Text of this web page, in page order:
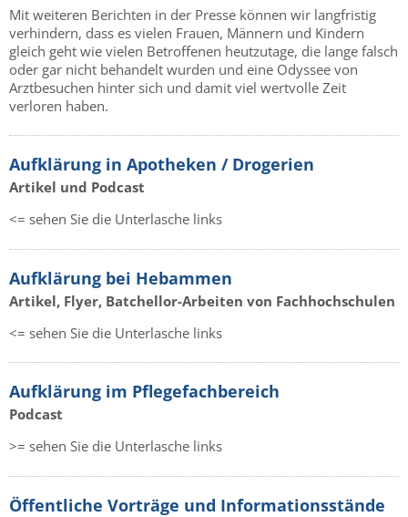
Mit weiteren Berichten in der Presse können wir langfristig
verhindern, dass es vielen Frauen, Männern und Kindern
gleich geht wie vielen Betroffenen heutzutage, die lange falsch
oder gar nicht behandelt wurden und eine Odyssee von
Arztbesuchen hinter sich und damit viel wertvolle Zeit
verloren haben.
Aufklärung in Apotheken / Drogerien
Artikel und Podcast
<= sehen Sie die Unterlasche links
Aufklärung bei Hebammen
Artikel, Flyer, Batchellor-Arbeiten von Fachhochschulen
<= sehen Sie die Unterlasche links
Aufklärung im Pflegefachbereich
Podcast
>= sehen Sie die Unterlasche links
Öffentliche Vorträge und Informationsstände